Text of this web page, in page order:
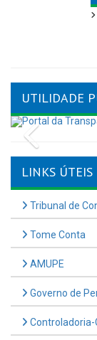
UTILIDADE
Previous
LINKS ÚTEIS
Tribunal de
Tome Conta
AMUPE
Governo de
Controladoria-